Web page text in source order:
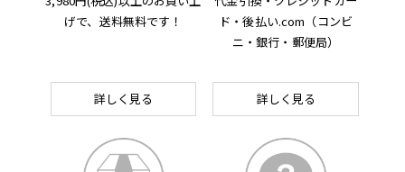
げで、 送料無料です！
詳しく見る
ド・後払い.com （コンビ
ニ・銀行・郵便局）
詳しく見る